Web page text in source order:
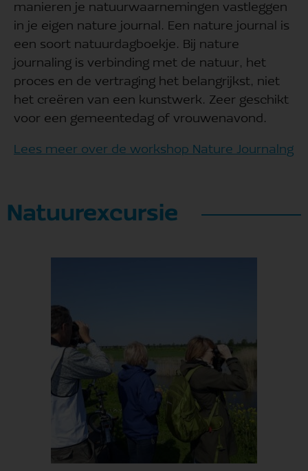
manieren je natuurwaarnemingen vastleggen
in je eigen nature journal. Een nature journal is
een soort natuurdagboekje. Bij nature
journaling is verbinding met de natuur, het
proces en de vertraging het belangrijkst, niet
het creëren van een kunstwerk. Zeer geschikt
voor een gemeentedag of vrouwenavond.
Lees meer over de workshop Nature Journalng
Natuurexcursie